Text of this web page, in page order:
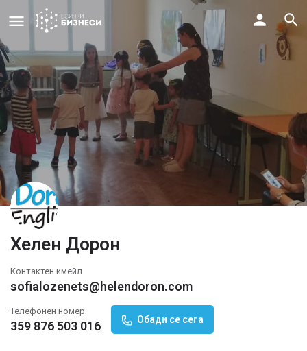
Хелен Дорон
Контактен имейл
sofialozenets@helendoron.com
Телефонен номер
359 876 503 016 Обади се сега